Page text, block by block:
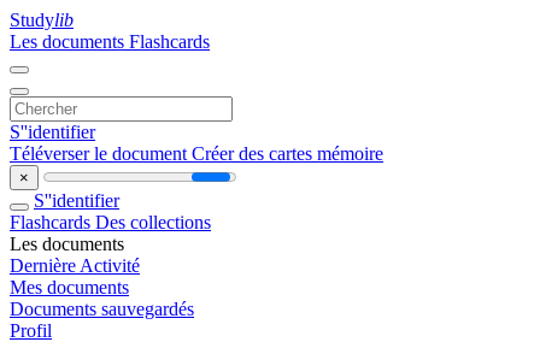
Studylib
Les documents Flashcards
S''identifier
Téléverser le document Créer des cartes mémoire
×
S''identifier
Flashcards Des collections
Les documents
Dernière Activité
Mes documents
Documents sauvegardés
Profil